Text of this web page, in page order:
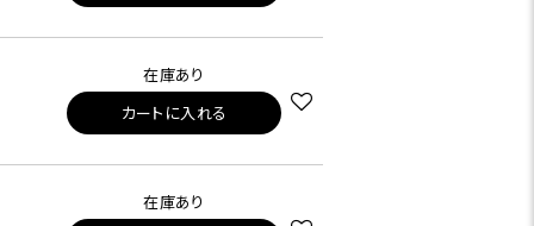
在庫あり
カートに入れる
在庫あり